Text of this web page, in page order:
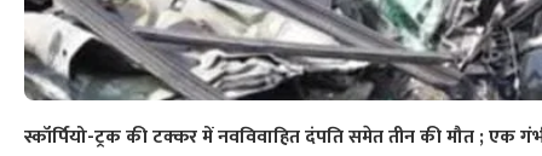
स्कॉर्पियो-ट्रक की टक्कर में नवविवाहित दंपति समेत तीन की मौत ; एक